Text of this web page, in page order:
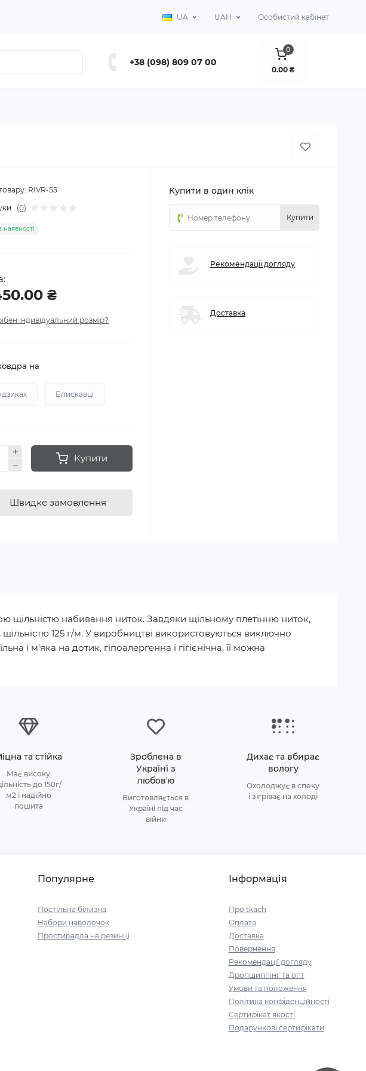
UA UAH Особистий кабінет
+38 (098) 809 07 00
0
0.00 ₴
RIVR-55
(0)
наявності
₴
індивідуальний розмір?
на
Блискавці
Купити
Швидке замовлення
Купити в один клік
Купити
Рекомендації догляду
Доставка
щільністю набивання ниток. Завдяки щільному плетінню ниток,
125 г/м. У виробництві використовуються виключно
і м'яка на дотик, гіпоалергенна і гігієнічна, її можна
та стійка
Має високу
до 150г/
м2 і надійно
пошита
Зроблена в
Україні з
любовʼю
Виготовляється в
Україні під час
війни
Дихає та вбирає
вологу
Охолоджує в спеку
і зігріває на холоді
Популярне
Постільна білизна
Набори наволочок
Простирадла на резинці
Інформація
Про tkach
Оплата
Доставка
Повернення
Рекомендації догляду
Дропшиппінг та опт
Умови та положення
Політика конфіденційності
Сертифікат якості
Подарункові сертифікати